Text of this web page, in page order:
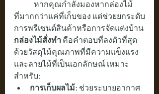
ที่มากกว่าแค่ที่เก็บของ แต่ช่วยยกระดับ
การพรีเซนต์สินค้าหรือการจัดแต่งบ้าน
กล่องไม้สั่งทำ คือคำตอบที่ลงตัวที่สุด
ด้วยวัสดุไม้คุณภาพที่มีความแข็งแรง
และลายไม้ที่เป็นเอกลักษณ์ เหมาะ
สำหรับ:
การเก็บผลไม้: ช่วยระบายอากาศ